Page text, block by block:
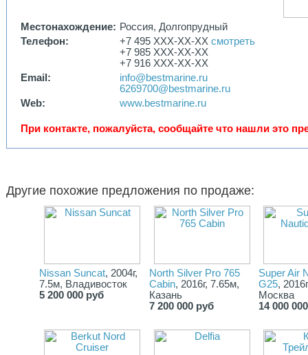
Местонахождение: Россия, Долгопрудный
Телефон:
+7 495 XXX-XX-XX
+7 985 XXX-XX-XX
+7 916 XXX-XX-XX
смотреть
Email:
info@bestmarine.ru
6269700@bestmarine.ru
Web:
www.bestmarine.ru
При контакте, пожалуйста, сообщайте что нашли это
Другие похожие предложения по продаже:
Nissan Suncat, 2004г,
7.5м, Владивосток
5 200 000 руб
North Silver Pro 765
Cabin, 2016г, 7.65м,
Казань
7 200 000 руб
Super Air
G25,
Москва
14 000